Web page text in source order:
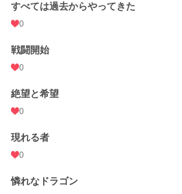
すべては過去からやってきた
0
戦闘開始
0
絶望と希望
0
現れる者
0
憐れなドラゴン